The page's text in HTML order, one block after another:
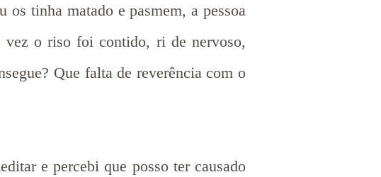
tinha matado e pasmem, a pessoa
vez o riso foi contido, ri de nervoso,
Que falta de reverência com o
e percebi que posso ter causado